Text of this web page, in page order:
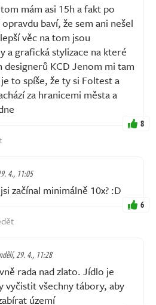
mám asi 15h a fakt po
baví, že sem ani nešel
věc na tom jsou
a grafická stylizace na které
designerů KCD Jenom mi tam
to spíše, že ty si Foltest a
za hranicemi města a
8
4., 11:05
začínal minimálně 10x? :D
6
29. 4., 11:28
rada nad zlato. Jídlo je
vyčistit všechny tábory, aby
území